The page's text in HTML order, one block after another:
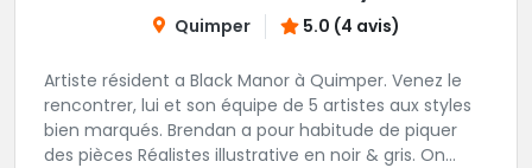
Quimper 5.0 (4 avis)
Artiste résident a Black Manor à Quimper. Venez le
rencontrer, lui et son équipe de 5 artistes aux styles
bien marqués. Brendan a pour habitude de piquer
des pièces Réalistes illustrative en noir & gris. On